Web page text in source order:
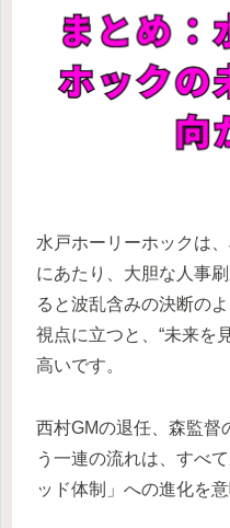
水戸ホーリーホックは
にあたり、大胆な人事
ると波乱含みの決断の
視点に立つと、“未来を
高いです。
西村GMの退任、森監督
う一連の流れは、すべ
ッド体制」への進化を意